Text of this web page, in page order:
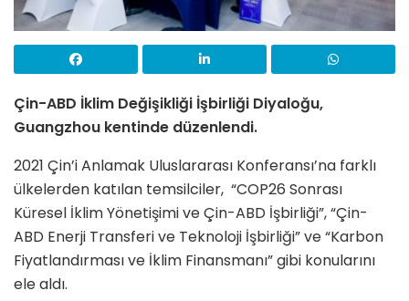
Çin-ABD İklim Değişikliği İşbirliği Diyaloğu,
Guangzhou kentinde düzenlendi.
2021 Çin’i Anlamak Uluslararası Konferansı’na farklı
ülkelerden katılan temsilciler, “COP26 Sonrası
Küresel İklim Yönetişimi ve Çin-ABD İşbirliği”, “Çin-
ABD Enerji Transferi ve Teknoloji İşbirliği” ve “Karbon
Fiyatlandırması ve İklim Finansmanı” gibi konularını
ele aldı.